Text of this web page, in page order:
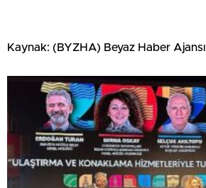
Kaynak: (BYZHA) Beyaz Haber Ajansı